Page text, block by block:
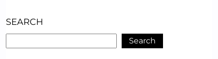
SEARCH
Search